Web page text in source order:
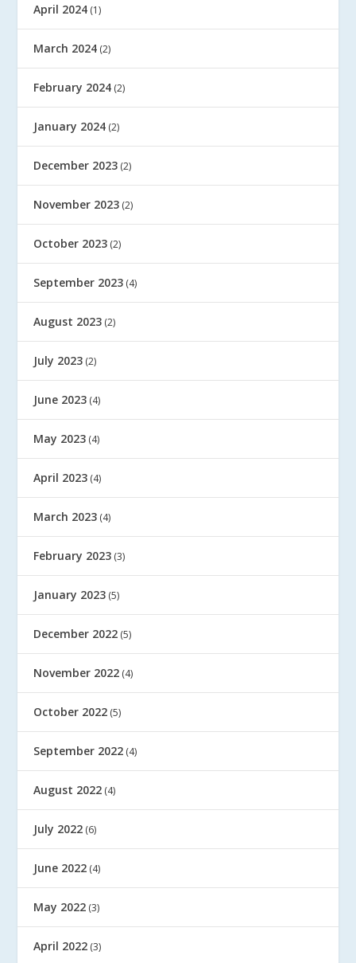
April 2024 (1)
March 2024 (2)
February 2024 (2)
January 2024 (2)
December 2023 (2)
November 2023 (2)
October 2023 (2)
September 2023 (4)
August 2023 (2)
July 2023 (2)
June 2023 (4)
May 2023 (4)
April 2023 (4)
March 2023 (4)
February 2023 (3)
January 2023 (5)
December 2022 (5)
November 2022 (4)
October 2022 (5)
September 2022 (4)
August 2022 (4)
July 2022 (6)
June 2022 (4)
May 2022 (3)
April 2022 (3)